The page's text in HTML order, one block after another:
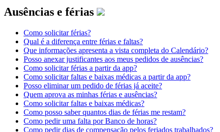
Ausências e férias
Como solicitar férias?
Qual é a diferença entre férias e faltas?
Que informações apresenta a vista completa do Calendário?
Posso anexar justificantes aos meus pedidos de ausências?
Como solicitar férias a partir da app?
Como solicitar faltas e baixas médicas a partir da app?
Posso eliminar um pedido de férias já aceite?
Quem aprova as minhas férias e ausências?
Como solicitar faltas e baixas médicas?
Como posso saber quantos dias de férias me restam?
Como pedir uma falta por Banco de horas?
Como pedir dias de compensação pelos feriados trabalhados?